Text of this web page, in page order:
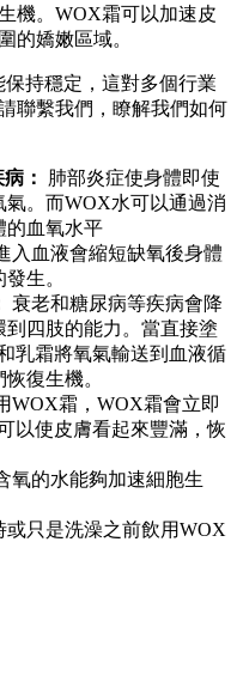
機。WOX霜可以加速皮
的嬌嫩區域。
持穩定，這對多個行業
聯繫我們，瞭解我們如何
：
肺部炎症使身體即使
。而WOX水可以通過消
的血氧水平
入血液會縮短缺氧後身體
生。
衰老和糖尿病等疾病會降
四肢的能力。當直接塗
乳霜將氧氣輸送到血液循
復生機。
WOX霜，WOX霜會立即
以使皮膚看起來豐滿，恢
氧的水能夠加速細胞生
只是洗澡之前飲用WOX